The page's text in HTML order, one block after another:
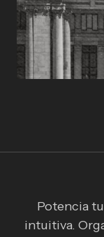
Potencia
intuitiva.